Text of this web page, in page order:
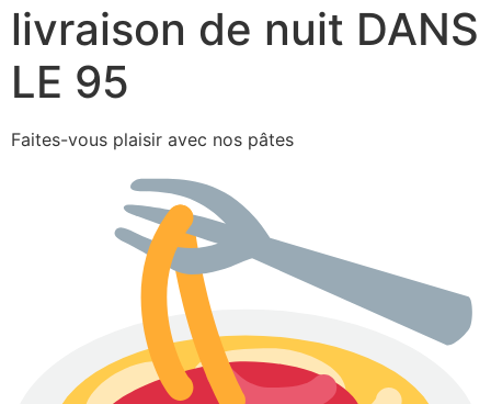
livraison de nuit DANS
LE 95
Faites-vous plaisir avec nos pâtes